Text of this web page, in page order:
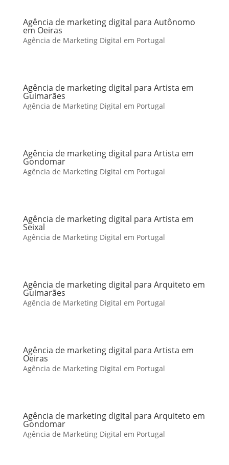
Agência de marketing digital para Autônomo
em Oeiras
Agência de Marketing Digital em Portugal
Agência de marketing digital para Artista em
Guimarães
Agência de Marketing Digital em Portugal
Agência de marketing digital para Artista em
Gondomar
Agência de Marketing Digital em Portugal
Agência de marketing digital para Artista em
Seixal
Agência de Marketing Digital em Portugal
Agência de marketing digital para Arquiteto em
Guimarães
Agência de Marketing Digital em Portugal
Agência de marketing digital para Artista em
Oeiras
Agência de Marketing Digital em Portugal
Agência de marketing digital para Arquiteto em
Gondomar
Agência de Marketing Digital em Portugal